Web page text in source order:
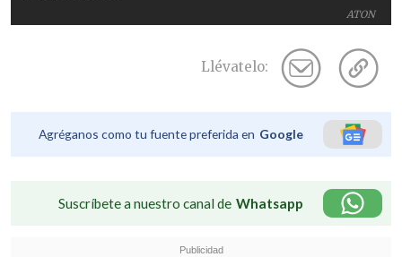
ATON
Llévatelo:
Agréganos como tu fuente preferida en Google
Suscríbete a nuestro canal de Whatsapp